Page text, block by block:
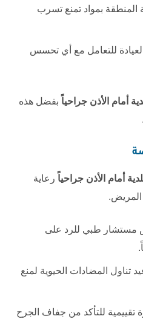
المنطقة بمواد تمنع تسرب
للتعامل مع أي تحسس
أمام الأذن جراحياً بفضل هذه
أمام الأذن جراحياً رعاية
طبي للرد على
تناول المضادات الحيوية لمنع
تقييمية للتأكد من جفاف الجرح